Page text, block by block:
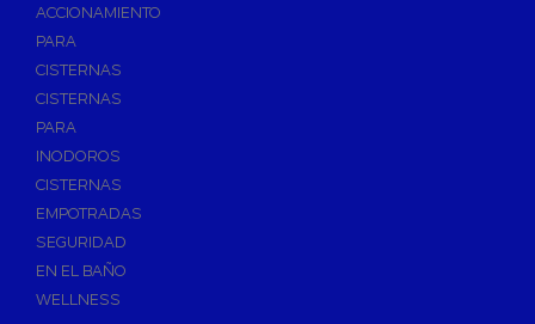
Válvulas de Contadores
Llaves de Paso
Accesorios de Valvulería
Calderines
Herramientas y Vestuario
Adhesivos Instantaneos
Selladores y Masillas
ACCIONAMIENTO
PARA
CISTERNAS
CISTERNAS
PARA
INODOROS
CISTERNAS
EMPOTRADAS
SEGURIDAD
EN EL BAÑO
WELLNESS